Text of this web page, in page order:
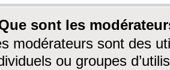
sont les
modérateurs sont des
ou groupes